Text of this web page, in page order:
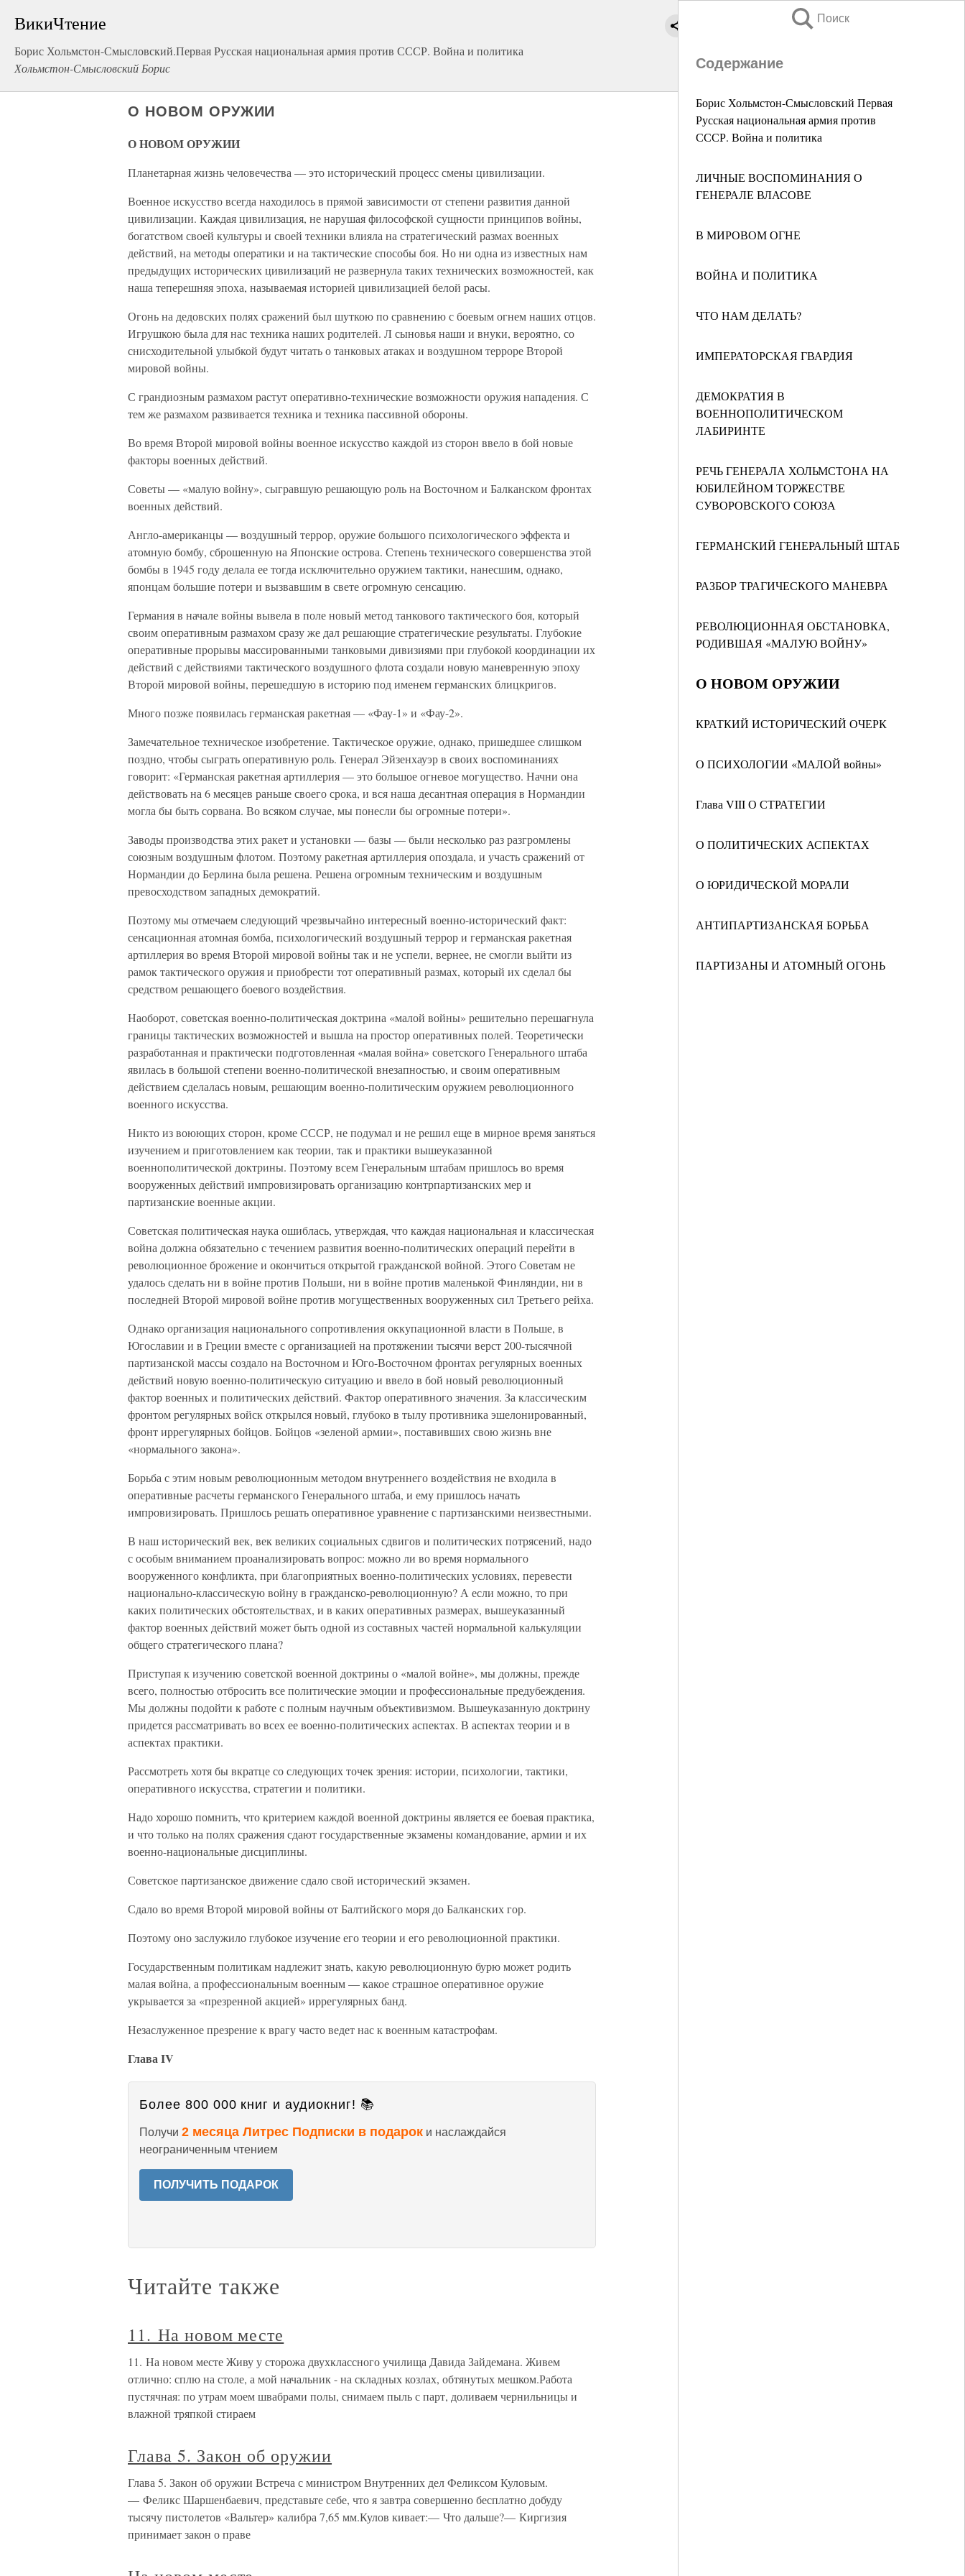
ВикиЧтение
Борис Хольмстон-Смысловский.Первая Русская национальная армия против СССР. Война и политика
Хольмстон-Смысловский Борис
Поиск
Содержание
Борис Хольмстон-Смысловский Первая
Русская национальная армия против
СССР. Война и политика
ЛИЧНЫЕ ВОСПОМИНАНИЯ О
ГЕНЕРАЛЕ ВЛАСОВЕ
В МИРОВОМ ОГНЕ
ВОЙНА И ПОЛИТИКА
ЧТО НАМ ДЕЛАТЬ?
ИМПЕРАТОРСКАЯ ГВАРДИЯ
ДЕМОКРАТИЯ В
ВОЕННОПОЛИТИЧЕСКОМ
ЛАБИРИНТЕ
РЕЧЬ ГЕНЕРАЛА ХОЛЬМСТОНА НА
ЮБИЛЕЙНОМ ТОРЖЕСТВЕ
СУВОРОВСКОГО СОЮЗА
ГЕРМАНСКИЙ ГЕНЕРАЛЬНЫЙ ШТАБ
РАЗБОР ТРАГИЧЕСКОГО МАНЕВРА
РЕВОЛЮЦИОННАЯ ОБСТАНОВКА,
РОДИВШАЯ «МАЛУЮ ВОЙНУ»
О НОВОМ ОРУЖИИ
КРАТКИЙ ИСТОРИЧЕСКИЙ ОЧЕРК
О ПСИХОЛОГИИ «МАЛОЙ войны»
Глава VIII О СТРАТЕГИИ
О ПОЛИТИЧЕСКИХ АСПЕКТАХ
О ЮРИДИЧЕСКОЙ МОРАЛИ
АНТИПАРТИЗАНСКАЯ БОРЬБА
ПАРТИЗАНЫ И АТОМНЫЙ ОГОНЬ
О НОВОМ ОРУЖИИ
О НОВОМ ОРУЖИИ
Планетарная жизнь человечества — это исторический процесс смены цивилизации.
Военное искусство всегда находилось в прямой зависимости от степени развития данной
цивилизации. Каждая цивилизация, не нарушая философской сущности принципов войны,
богатством своей культуры и своей техники влияла на стратегический размах военных
действий, на методы оператики и на тактические способы боя. Но ни одна из известных нам
предыдущих исторических цивилизаций не развернула таких технических возможностей, как
наша теперешняя эпоха, называемая историей цивилизацией белой расы.
Огонь на дедовских полях сражений был шуткою по сравнению с боевым огнем наших отцов.
Игрушкою была для нас техника наших родителей. Л сыновья наши и внуки, вероятно, со
снисходительной улыбкой будут читать о танковых атаках и воздушном терроре Второй
мировой войны.
С грандиозным размахом растут оперативно-технические возможности оружия нападения. С
тем же размахом развивается техника и техника пассивной обороны.
Во время Второй мировой войны военное искусство каждой из сторон ввело в бой новые
факторы военных действий.
Советы — «малую войну», сыгравшую решающую роль на Восточном и Балканском фронтах
военных действий.
Англо-американцы — воздушный террор, оружие большого психологического эффекта и
атомную бомбу, сброшенную на Японские острова. Степень технического совершенства этой
бомбы в 1945 году делала ее тогда исключительно оружием тактики, нанесшим, однако,
японцам большие потери и вызвавшим в свете огромную сенсацию.
Германия в начале войны вывела в поле новый метод танкового тактического боя, который
своим оперативным размахом сразу же дал решающие стратегические результаты. Глубокие
оперативные прорывы массированными танковыми дивизиями при глубокой координации их
действий с действиями тактического воздушного флота создали новую маневренную эпоху
Второй мировой войны, перешедшую в историю под именем германских блицкригов.
Много позже появилась германская ракетная — «Фау-1» и «Фау-2».
Замечательное техническое изобретение. Тактическое оружие, однако, пришедшее слишком
поздно, чтобы сыграть оперативную роль. Генерал Эйзенхауэр в своих воспоминаниях
говорит: «Германская ракетная артиллерия — это большое огневое могущество. Начни она
действовать на 6 месяцев раньше своего срока, и вся наша десантная операция в Нормандии
могла бы быть сорвана. Во всяком случае, мы понесли бы огромные потери».
Заводы производства этих ракет и установки — базы — были несколько раз разгромлены
союзным воздушным флотом. Поэтому ракетная артиллерия опоздала, и участь сражений от
Нормандии до Берлина была решена. Решена огромным техническим и воздушным
превосходством западных демократий.
Поэтому мы отмечаем следующий чрезвычайно интересный военно-исторический факт:
сенсационная атомная бомба, психологический воздушный террор и германская ракетная
артиллерия во время Второй мировой войны так и не успели, вернее, не смогли выйти из
рамок тактического оружия и приобрести тот оперативный размах, который их сделал бы
средством решающего боевого воздействия.
Наоборот, советская военно-политическая доктрина «малой войны» решительно перешагнула
границы тактических возможностей и вышла на простор оперативных полей. Теоретически
разработанная и практически подготовленная «малая война» советского Генерального штаба
явилась в большой степени военно-политической внезапностью, и своим оперативным
действием сделалась новым, решающим военно-политическим оружием революционного
военного искусства.
Никто из воюющих сторон, кроме СССР, не подумал и не решил еще в мирное время заняться
изучением и приготовлением как теории, так и практики вышеуказанной
военнополитической доктрины. Поэтому всем Генеральным штабам пришлось во время
вооруженных действий импровизировать организацию контрпартизанских мер и
партизанские военные акции.
Советская политическая наука ошиблась, утверждая, что каждая национальная и классическая
война должна обязательно с течением развития военно-политических операций перейти в
революционное брожение и окончиться открытой гражданской войной. Этого Советам не
удалось сделать ни в войне против Польши, ни в войне против маленькой Финляндии, ни в
последней Второй мировой войне против могущественных вооруженных сил Третьего рейха.
Однако организация национального сопротивления оккупационной власти в Польше, в
Югославии и в Греции вместе с организацией на протяжении тысячи верст 200-тысячной
партизанской массы создало на Восточном и Юго-Восточном фронтах регулярных военных
действий новую военно-политическую ситуацию и ввело в бой новый революционный
фактор военных и политических действий. Фактор оперативного значения. За классическим
фронтом регулярных войск открылся новый, глубоко в тылу противника эшелонированный,
фронт иррегулярных бойцов. Бойцов «зеленой армии», поставивших свою жизнь вне
«нормального закона».
Борьба с этим новым революционным методом внутреннего воздействия не входила в
оперативные расчеты германского Генерального штаба, и ему пришлось начать
импровизировать. Пришлось решать оперативное уравнение с партизанскими неизвестными.
В наш исторический век, век великих социальных сдвигов и политических потрясений, надо
с особым вниманием проанализировать вопрос: можно ли во время нормального
вооруженного конфликта, при благоприятных военно-политических условиях, перевести
национально-классическую войну в гражданско-революционную? А если можно, то при
каких политических обстоятельствах, и в каких оперативных размерах, вышеуказанный
фактор военных действий может быть одной из составных частей нормальной калькуляции
общего стратегического плана?
Приступая к изучению советской военной доктрины о «малой войне», мы должны, прежде
всего, полностью отбросить все политические эмоции и профессиональные предубеждения.
Мы должны подойти к работе с полным научным объективизмом. Вышеуказанную доктрину
придется рассматривать во всех ее военно-политических аспектах. В аспектах теории и в
аспектах практики.
Рассмотреть хотя бы вкратце со следующих точек зрения: истории, психологии, тактики,
оперативного искусства, стратегии и политики.
Надо хорошо помнить, что критерием каждой военной доктрины является ее боевая практика,
и что только на полях сражения сдают государственные экзамены командование, армии и их
военно-национальные дисциплины.
Советское партизанское движение сдало свой исторический экзамен.
Сдало во время Второй мировой войны от Балтийского моря до Балканских гор.
Поэтому оно заслужило глубокое изучение его теории и его революционной практики.
Государственным политикам надлежит знать, какую революционную бурю может родить
малая война, а профессиональным военным — какое страшное оперативное оружие
укрывается за «презренной акцией» иррегулярных банд.
Незаслуженное презрение к врагу часто ведет нас к военным катастрофам.
Глава IV
Более 800 000 книг и аудиокниг! 📚
Получи 2 месяца Литрес Подписки в подарок и наслаждайся
неограниченным чтением
ПОЛУЧИТЬ ПОДАРОК
Читайте также
11. На новом месте
11. На новом месте Живу у сторожа двухклассного училища Давида Зайдемана. Живем
отлично: сплю на столе, а мой начальник - на складных козлах, обтянутых мешком.Работа
пустячная: по утрам моем швабрами полы, снимаем пыль с парт, доливаем чернильницы и
влажной тряпкой стираем
Глава 5. Закон об оружии
Глава 5. Закон об оружии Встреча с министром Внутренних дел Феликсом Куловым.
— Феликс Шаршенбаевич, представьте себе, что я завтра совершенно бесплатно добуду
тысячу пистолетов «Вальтер» калибра 7,65 мм.Кулов кивает:— Что дальше?— Киргизия
принимает закон о праве